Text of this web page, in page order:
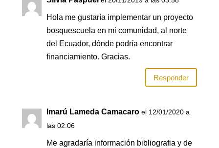
Hola me gustaría implementar un proyecto
bosquescuela en mi comunidad, al norte
del Ecuador, dónde podría encontrar
financiamiento. Gracias.
Responder
Imarú Lameda Camacaro el 12/01/2020 a
las 02:06
Me agradaría información bibliografia y de